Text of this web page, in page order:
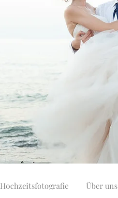
Hochzeitsfotografie Über uns